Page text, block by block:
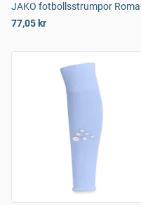
JAKO fotbollsstrumpor Roma
77,05 kr